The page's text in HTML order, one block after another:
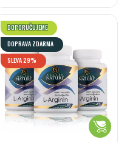
DOPORUČUJEME
DOPRAVA ZDARMA
SLEVA 29%